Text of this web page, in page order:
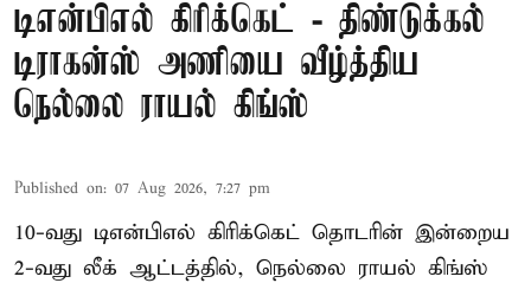
டிஎன்பிஎல் கிரிக்கெட் - திண்டுக்கல்
டிராகன்ஸ் அணியை வீழ்த்திய
நெல்லை ராயல் கிங்ஸ்
Published on: 07 Aug 2026, 7:27 pm
10-வது டிஎன்பிஎல் கிரிக்கெட் தொடரின் இன்றைய
2-வது லீக் ஆட்டத்தில், நெல்லை ராயல் கிங்ஸ்